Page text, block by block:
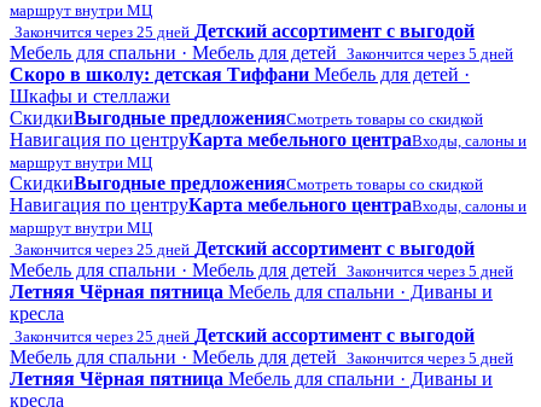
маршрут внутри МЦ
Закончится через 25 дней Детский ассортимент с выгодой
Мебель для спальни · Мебель для детей Закончится через 5 дней
Скоро в школу: детская Тиффани Мебель для детей ·
Шкафы и стеллажи
СкидкиВыгодные предложенияСмотреть товары со скидкой
Навигация по центруКарта мебельного центраВходы, салоны и
маршрут внутри МЦ
СкидкиВыгодные предложенияСмотреть товары со скидкой
Навигация по центруКарта мебельного центраВходы, салоны и
маршрут внутри МЦ
Закончится через 25 дней Детский ассортимент с выгодой
Мебель для спальни · Мебель для детей Закончится через 5 дней
Летняя Чёрная пятница Мебель для спальни · Диваны и
кресла
Закончится через 25 дней Детский ассортимент с выгодой
Мебель для спальни · Мебель для детей Закончится через 5 дней
Летняя Чёрная пятница Мебель для спальни · Диваны и
кресла